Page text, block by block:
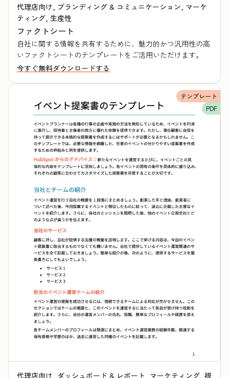
代理店向け, ブランディング & コミュニケーション, マーケ
ティング, 生産性
ファクトシート
自社に関する情報を共有するために、魅力的かつ汎用性の高
いファクトシートのテンプレートをご活用いただけます。
今すぐ無料ダウンロードする
テンプレート
PDF
代理店向け, ダッシュボード & レポート, マーケティング, 提